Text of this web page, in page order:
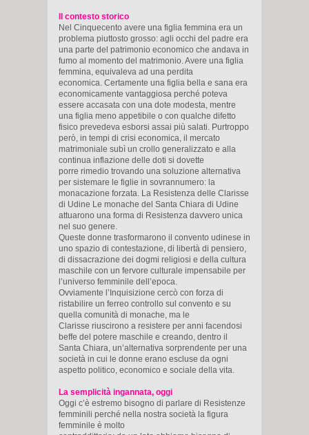
Il contesto storico
Nel Cinquecento avere una figlia femmina era un
problema piuttosto grosso: agli occhi del padre era
una parte del patrimonio economico che andava in
fumo al momento del matrimonio. Avere una figlia
femmina, equivaleva ad una perdita
economica. Certamente una figlia bella e sana era
economicamente vantaggiosa perché poteva
essere accasata con una dote modesta, mentre
una figlia meno appetibile o con qualche difetto
fisico prevedeva esborsi assai più salati. Purtroppo
però, in tempi di crisi economica, il mercato
matrimoniale subì un crollo generalizzato e alla
continua inflazione delle doti si dovette
porre rimedio trovando una soluzione alternativa
per sistemare le figlie in sovrannumero: la
monacazione forzata. La Resistenza delle Clarisse
di Udine Le monache del Santa Chiara di Udine
attuarono una forma di Resistenza davvero unica
nel suo genere.
Queste donne trasformarono il convento udinese in
uno spazio di contestazione, di libertà di pensiero,
di dissacrazione dei dogmi religiosi e della cultura
maschile con un fervore culturale impensabile per
l’universo femminile dell’epoca.
Ovviamente l’Inquisizione cercò con forza di
ristabilire un ferreo controllo sul convento e su
quella comunità di monache, ma le
Clarisse riuscirono a resistere per anni facendosi
beffe del potere maschile e creando, dentro il
Santa Chiara, un’alternativa sorprendente per una
società in cui le donne erano escluse da ogni
aspetto politico, economico e sociale della vita.
La semplicità ingannata, oggi
Oggi c’è estremo bisogno di parlare di Resistenze
femminili perché nella nostra società la figura
femminile è molto